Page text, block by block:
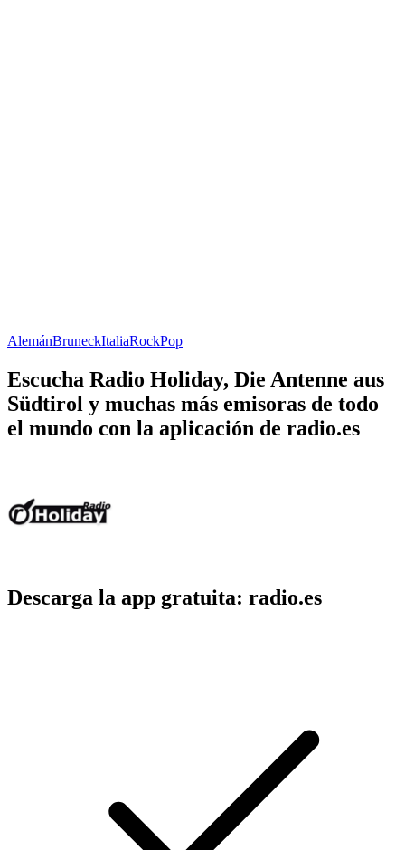
AlemánBruneckItaliaRockPop
Escucha Radio Holiday, Die Antenne aus
Südtirol y muchas más emisoras de todo
el mundo con la aplicación de radio.es
Descarga la app gratuita: radio.es